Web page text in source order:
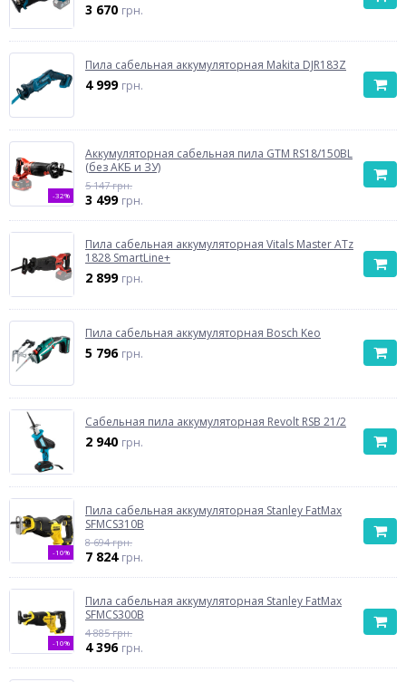
3 670 грн.
Пила сабельная аккумуляторная Makita DJR183Z
4 999 грн.
-32%
Аккумуляторная сабельная пила GTM RS18/150BL
(без АКБ и ЗУ)
5 147 грн.
3 499 грн.
Пила сабельная аккумуляторная Vitals Master ATz
1828 SmartLine+
2 899 грн.
Пила сабельная аккумуляторная Bosch Keo
5 796 грн.
Сабельная пила аккумуляторная Revolt RSB 21/2
2 940 грн.
-10%
Пила сабельная аккумуляторная Stanley FatMax
SFMCS310B
8 694 грн.
7 824 грн.
-10%
Пила сабельная аккумуляторная Stanley FatMax
SFMCS300B
4 885 грн.
4 396 грн.